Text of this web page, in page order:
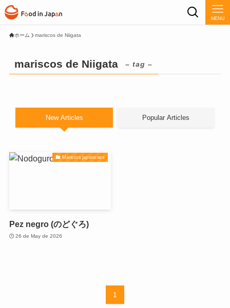
MENU
ホーム mariscos de Niigata
mariscos de Niigata – tag –
New Articles Popular Articles
Mariscos japoneses
Pez negro (のどぐろ)
26 de May de 2026
1